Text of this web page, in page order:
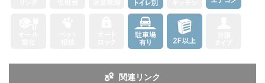
関連リンク